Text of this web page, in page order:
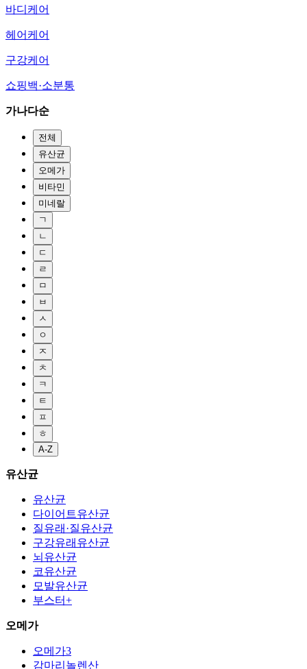
바디케어
헤어케어
구강케어
쇼핑백·소분통
가나다순
전체
유산균
오메가
비타민
미네랄
ㄱ
ㄴ
ㄷ
ㄹ
ㅁ
ㅂ
ㅅ
ㅇ
ㅈ
ㅊ
ㅋ
ㅌ
ㅍ
ㅎ
A-Z
유산균
유산균
다이어트유산균
질유래·질유산균
구강유래유산균
뇌유산균
코유산균
모발유산균
부스터+
오메가
오메가3
감마리놀렌산